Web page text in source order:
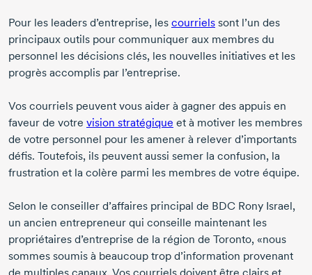
Pour les leaders d’entreprise, les courriels sont l’un des
principaux outils pour communiquer aux membres du
personnel les décisions clés, les nouvelles initiatives et les
progrès accomplis par l’entreprise.
Vos courriels peuvent vous aider à gagner des appuis en
faveur de votre vision stratégique et à motiver les membres
de votre personnel pour les amener à relever d’importants
défis. Toutefois, ils peuvent aussi semer la confusion, la
frustration et la colère parmi les membres de votre équipe.
Selon le conseiller d’affaires principal de BDC Rony Israel,
un ancien entrepreneur qui conseille maintenant les
propriétaires d’entreprise de la région de Toronto, «nous
sommes soumis à beaucoup trop d’information provenant